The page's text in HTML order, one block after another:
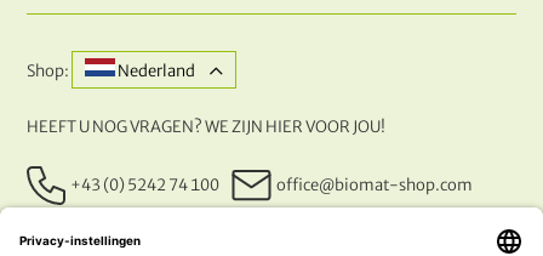
Shop: Nederland
HEEFT U NOG VRAGEN? WE ZIJN HIER VOOR JOU!
+43 (0) 5242 74 100 office@biomat-shop.com
ONZE BETALINGSMETHODEN